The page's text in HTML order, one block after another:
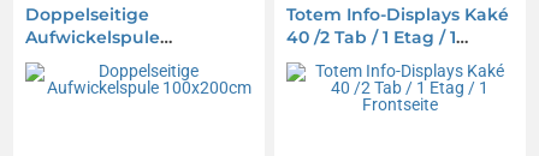
Doppelseitige
Aufwickelspule
100x200cm
Totem Info-Displays Kaké
40 /2 Tab / 1 Etag / 1
Frontseite